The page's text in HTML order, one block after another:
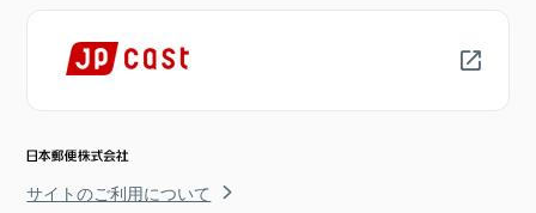
サイトのご利用について